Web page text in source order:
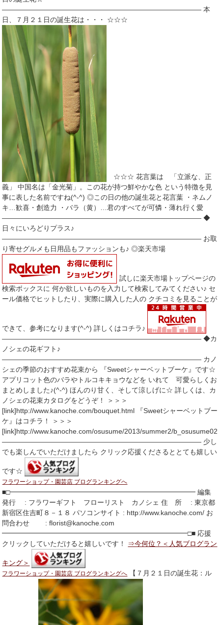
――――――――――――――――――――――――――――― 本
日、７月２１日の誕生花は・・・ ☆☆☆
☆☆☆ 花言葉は 「立派な、正
義」 中国名は「金光菊」。この花が持つ鮮やかな色 という特徴を見
事に表した名前ですね(^-^) ◎この日の他の誕生花と花言葉 ・ネムノ
キ…歓喜・創造力 ・バラ（黄）…君のすべてが可憐・薄れ行く愛
――――――――――――――――――――――――――――― ◆
日々にいろどりプラス♪
――――――――――――――――――――――――――――― お取
り寄せグルメも日用品もファッションも♪ ◎楽天市場
試しに楽天市場トップページの
検索ボックスに 何か欲しいものを入力して検索してみてください♪ セ
ール価格でヒットしたり、実際に購入した人の クチコミを見ることが
できて、参考になります(^-^) 詳しくはコチラ♪
――――――――――――――――――――――――――――― ◆カ
ノシェの花ギフト♪
――――――――――――――――――――――――――――― カノ
シェの季節のおすすめ花束から 『Sweetシャーベットブーケ』です☆
アプリコット色のバラやトルコキキョウなどを いれて 可愛らしくお
まとめしました♪(^-^) ほんのり甘く、そして涼しげに☆ 詳しくは、カ
ノシェの花束カタログをどうぞ！ ＞＞＞
[link]http://www.kanoche.com/bouquet.html 『Sweetシャーベットブー
ケ』はコチラ！ ＞＞＞
[link]http://www.kanoche.com/osusume/2013/summer2/
――――――――――――――――――――――――――――― 少し
でも楽しんでいただけましたら クリック応援くださるととても嬉しい
です☆
フラワーショップ・園芸店 ブログランキングへ
■□━━━━━━━━━━━━━━━━━━━━━━━━━━━ 編集
発行 : フラワーギフト フローリスト カノシェ 住 所 : 東京都
新宿区住吉町８－１８ パソコンサイト : http://www.kanoche.com/ お
問合わせ : florist@kanoche.com
━━━━━━━━━━━━━━━━━━━━━━━━━━━□■ 応援
クリックしていただけると嬉しいです！ ⇒今何位？＜人気ブログラン
キング＞
フラワーショップ・園芸店 ブログランキングへ 【７月２１日の誕生花：ル